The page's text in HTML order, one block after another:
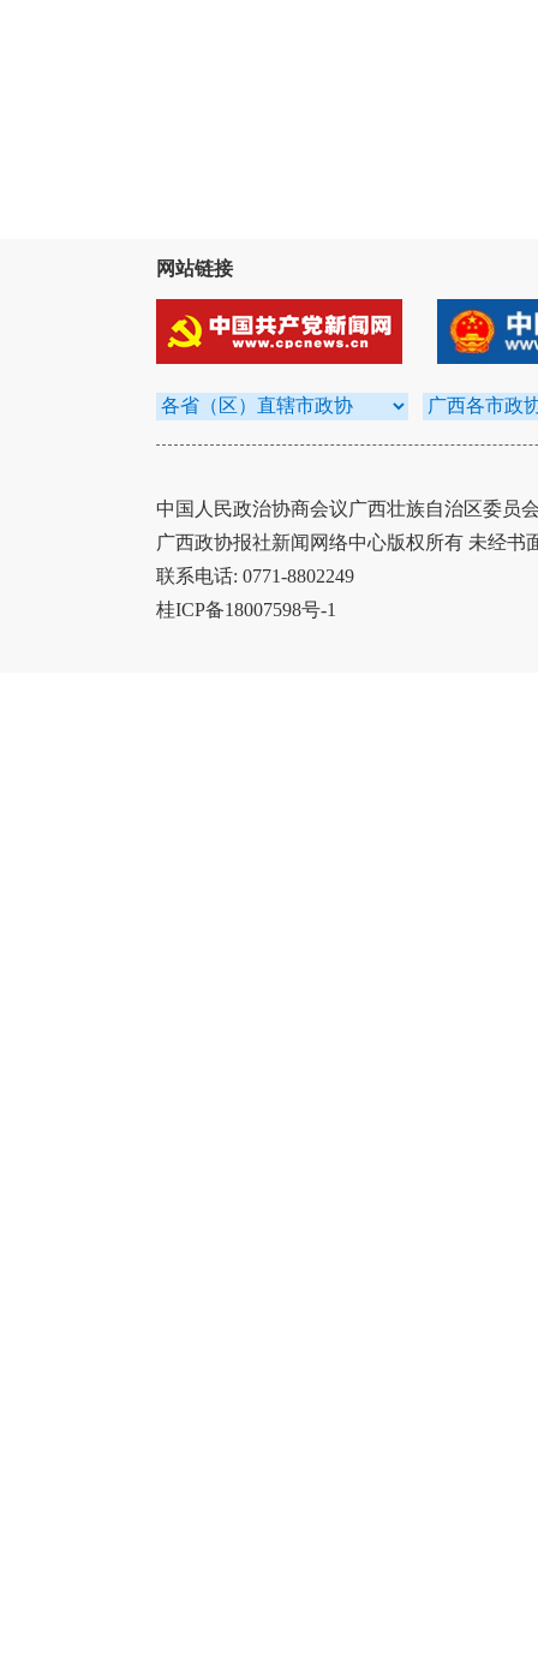
网站链接
中国人民政治协商会议广西壮族自治区委员
广西政协报社新闻网络中心版权所有 未经书
联系电话: 0771-8802249
桂ICP备18007598号-1